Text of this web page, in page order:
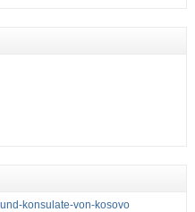
konsulate-von-kosovo